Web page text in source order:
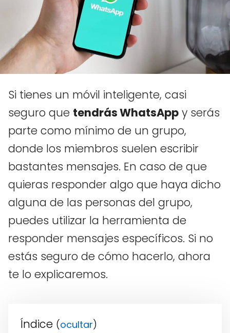
Si tienes un móvil inteligente, casi
seguro que tendrás WhatsApp y serás
parte como mínimo de un grupo,
donde los miembros suelen escribir
bastantes mensajes. En caso de que
quieras responder algo que haya dicho
alguna de las personas del grupo,
puedes utilizar la herramienta de
responder mensajes específicos. Si no
estás seguro de cómo hacerlo, ahora
te lo explicaremos.
Índice ( )